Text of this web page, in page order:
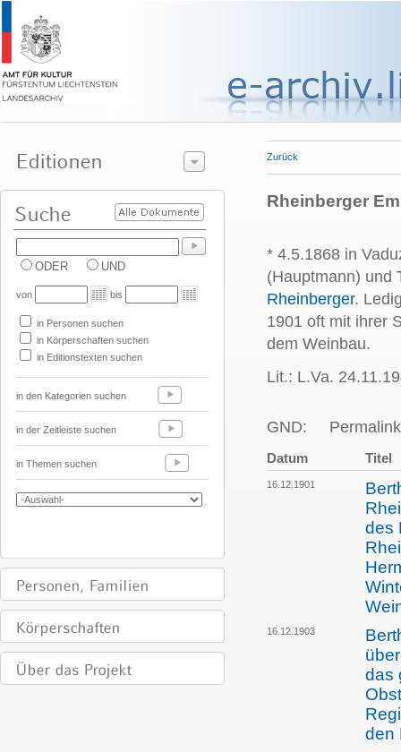
ODER UND
von bis
in Personen suchen
in Körperschaften suchen
in Editionstexten suchen
in den Kategorien suchen
in der Zeitleiste suchen
in Themen suchen
Zurück
Rheinberger
* 4.5.1868 in
(Hauptmann) und
Rheinberger.
1901 oft mit ihrer
dem Weinbau.
Lit.: L.Va.
GND:
Datum Titel
16.12.1901
des
16.12.1903
das
den